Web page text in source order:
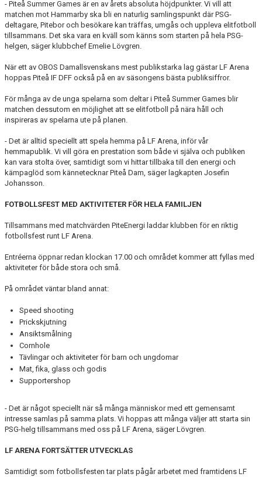
- Piteå Summer Games är en av årets absoluta höjdpunkter. Vi vill att
matchen mot Hammarby ska bli en naturlig samlingspunkt där PSG-
deltagare, Pitebor och besökare kan träffas, umgås och uppleva elitfotboll
tillsammans. Det ska vara en kväll som känns som starten på hela PSG-
helgen, säger klubbchef Emelie Lövgren.
När ett av OBOS Damallsvenskans mest publikstarka lag gästar LF Arena
hoppas Piteå IF DFF också på en av säsongens bästa publiksiffror.
För många av de unga spelarna som deltar i Piteå Summer Games blir
matchen dessutom en möjlighet att se elitfotboll på nära håll och
inspireras av spelarna ute på planen.
- Det är alltid speciellt att spela hemma på LF Arena, inför vår
hemmapublik. Vi vill göra en prestation som både vi själva och publiken
kan vara stolta över, samtidigt som vi hittar tillbaka till den energi och
kämpaglöd som kännetecknar Piteå Dam, säger lagkapten Josefin
Johansson.
FOTBOLLSFEST MED AKTIVITETER FÖR HELA FAMILJEN
Tillsammans med matchvärden PiteEnergi laddar klubben för en riktig
fotbollsfest runt LF Arena.
Entréerna öppnar redan klockan 17.00 och området kommer att fyllas med
aktiviteter för både stora och små.
På området väntar bland annat:
Speed shooting
Prickskjutning
Ansiktsmålning
Cornhole
Tävlingar och aktiviteter för barn och ungdomar
Mat, fika, glass och godis
Supportershop
- Det är något speciellt när så många människor med ett gemensamt
intresse samlas på samma plats. Vi hoppas att många väljer att starta sin
PSG-helg tillsammans med oss på LF Arena, säger Lövgren.
LF ARENA FORTSÄTTER UTVECKLAS
Samtidigt som fotbollsfesten tar plats pågår arbetet med framtidens LF